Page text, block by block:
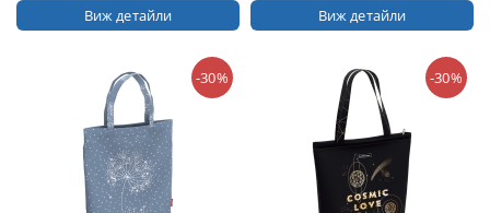
Виж детайли Виж детайли
-30% -30%